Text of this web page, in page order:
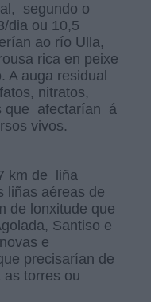
segundo o
dia ou 10,5
ao río Ulla,
rica en peixe
A auga residual
nitratos,
que afectarían á
vivos.
km de liña
liñas aéreas de
de lonxitude que
Santiso e
e
precisarían de
as torres ou